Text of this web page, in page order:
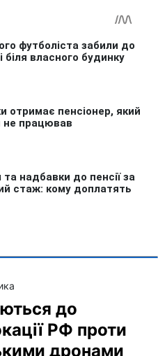
до
РФ проти
дронами